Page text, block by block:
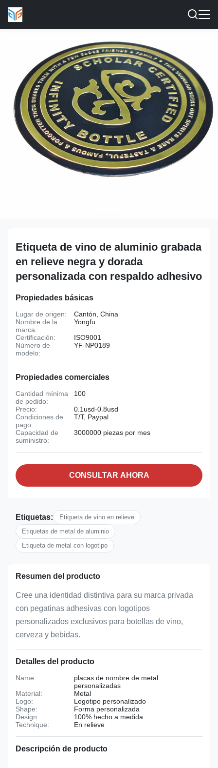
Etiqueta de vino de aluminio grabada
en relieve negra y dorada
personalizada con respaldo adhesivo
Propiedades básicas
Lugar de origen:
Cantón, China
Nombre de la
marca:
Yongfu
Certificación:
ISO9001
Número de
modelo:
YF-NP0189
Propiedades comerciales
Cantidad mínima
de pedido:
100
Precio:
0.1usd-0.8usd
Condiciones de
pago:
T/T, Paypal
Capacidad de
suministro:
3000000 piezas por mes
CONSULTAR AHORA
Etiquetas:
Etiqueta de vino en relieve
Etiquetas de metal de aluminio
Etiqueta de metal con logotipo
Resumen del producto
Cree una identidad distintiva para su marca privada
con pegatinas adhesivas con logotipos
personalizados exclusivos para botellas de vino,
cerveza y bebidas.
Detalles del producto
Name:
placas de nombre de metal
personalizadas
Material:
Metal
Logo:
Logotipo personalizado
Shape:
Forma personalizada
Design:
100% hecho a medida
Technique:
En relieve
Descripción de producto